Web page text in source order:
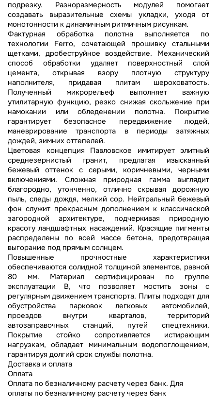
подрезку. Разноразмерность модулей помогает
создавать выразительные схемы укладки, уходя от
монотонности к динамичным ритмичным рисункам.
Фактурная обработка полотна выполняется по
технологии Ferro, сочетающей прошивку стальными
щетками, дробеструйное воздействие. Механический
способ обработки удаляет поверхностный слой
цемента, открывая взору плотную структуру
наполнителя, придавая плитам шероховатость.
Полученный микрорельеф выполняет важную
утилитарную функцию, резко снижая скольжение при
намокании или обледенении полотна. Покрытие
гарантирует безопасное передвижение людей,
маневрирование транспорта в периоды затяжных
дождей, зимних оттепелей.
Цветовая концепция Павловское имитирует элитный
среднезернистый гранит, предлагая изысканный
бежевый оттенок с серыми, коричневыми, черными
включениями. Сложная природная гамма выглядит
благородно, утонченно, отлично скрывая дорожную
пыль, следы дождя, мелкий сор. Нейтральный бежевый
фон служит прекрасным дополнением к классической
загородной архитектуре, подчеркивая природную
красоту ландшафтных насаждений. Красящие пигменты
распределены по всей массе бетона, предотвращая
выгорание под прямым солнцем.
Повышенные прочностные характеристики
обеспечиваются солидной толщиной элементов, равной
80 мм. Материал сертифицирован по группе
эксплуатации В, что позволяет мостить зоны с
регулярным движением транспорта. Плиты подходят для
обустройства парковок легковых автомобилей,
проездов внутри кварталов, территорий
автозаправочных станций, путей спецтехники.
Покрытие стойко сопротивляется истирающим
нагрузкам, обладает минимальным водопоглощением,
гарантируя долгий срок службы полотна.
Доставка и оплата
Оплата
Оплата по безналичному расчету через банк. Для
оплаты по безналичному расчету через банк